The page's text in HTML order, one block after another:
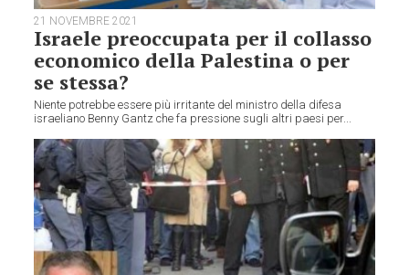
21 NOVEMBRE 2021
Israele preoccupata per il collasso
economico della Palestina o per
se stessa?
Niente potrebbe essere più irritante del ministro della difesa
israeliano Benny Gantz che fa pressione sugli altri paesi per...